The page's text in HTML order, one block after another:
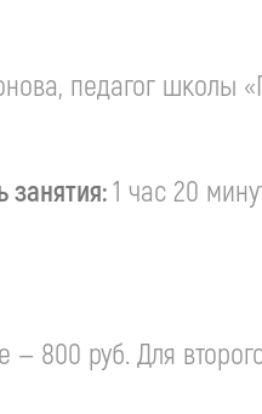
педагог школы
занятия:1 час 20
— 800 руб. Для